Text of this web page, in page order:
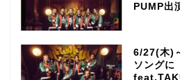
PUMP出
6/27(木)
ソング